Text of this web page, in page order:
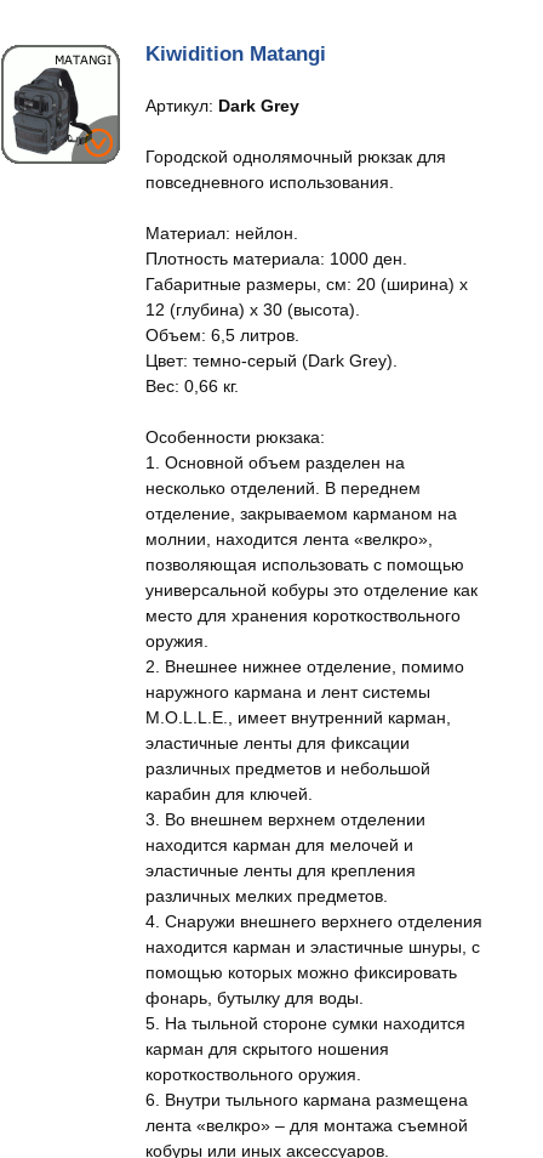
Kiwidition Matangi
Артикул: Dark Grey
Городской однолямочный рюкзак для
повседневного использования.
Материал: нейлон.
Плотность материала: 1000 ден.
Габаритные размеры, см: 20 (ширина) x
12 (глубина) x 30 (высота).
Объем: 6,5 литров.
Цвет: темно-серый (Dark Grey).
Вес: 0,66 кг.
Особенности рюкзака:
1. Основной объем разделен на
несколько отделений. В переднем
отделение, закрываемом карманом на
молнии, находится лента «велкро»,
позволяющая использовать с помощью
универсальной кобуры это отделение как
место для хранения короткоствольного
оружия.
2. Внешнее нижнее отделение, помимо
наружного кармана и лент системы
M.O.L.L.E., имеет внутренний карман,
эластичные ленты для фиксации
различных предметов и небольшой
карабин для ключей.
3. Во внешнем верхнем отделении
находится карман для мелочей и
эластичные ленты для крепления
различных мелких предметов.
4. Снаружи внешнего верхнего отделения
находится карман и эластичные шнуры, с
помощью которых можно фиксировать
фонарь, бутылку для воды.
5. На тыльной стороне сумки находится
карман для скрытого ношения
короткоствольного оружия.
6. Внутри тыльного кармана размещена
лента «велкро» – для монтажа съемной
кобуры или иных аксессуаров.